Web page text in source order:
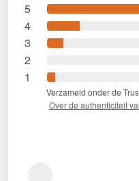
5
4
3
2
1
Verzameld onder de
Over de authenticiteit